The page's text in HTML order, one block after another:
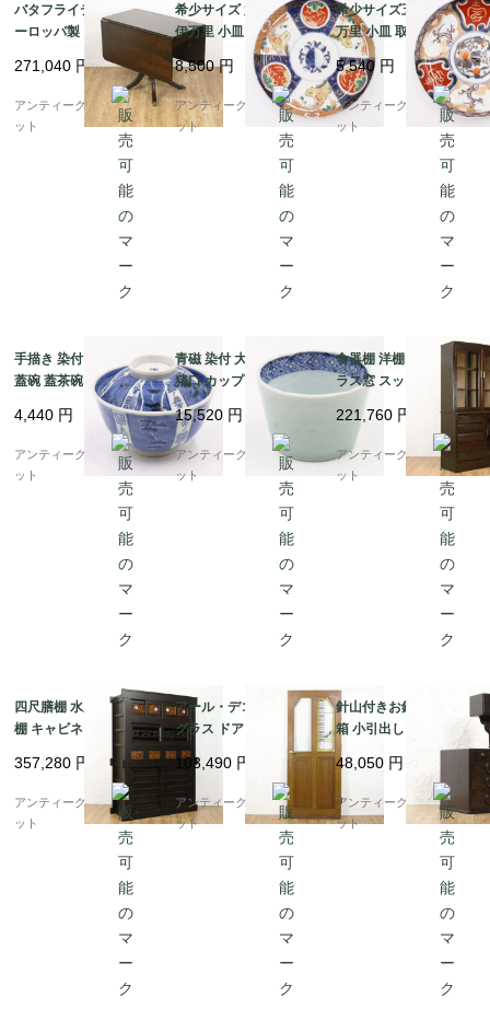
バタフライテーブル ヨ
ーロッパ製 クルミ材 ウ
ォルナット 木製 アンテ
ィーク 伸長式
271,040 円
アンティークブルーパロ
ット
希少サイズ 六寸 色絵
伊万里 小皿 取り皿 菓
子皿 アンティーク 骨董
和食器 カラフル（鳳
凰・尾長鳥・橘・瓢
箪・松・菱）
8,500円
アンティークブルーパロ
ット
希少サイズ五寸色絵 伊
万里 小皿 取り皿 菓子
皿 アンティーク 骨董
和食器（梅・寿・唐
花・菱）
5,540 円
アンティークブルーパロ
ット
手描き 染付 墨はじき
蓋碗 蓋茶碗 骨董 アン
ティーク 和食器 おもて
なし 藍 ブルー（松竹
4,440 円
アンティークブルーパロ
ット
青磁 染付 大きめ 蕎麦
猪口 カップ 小鉢 骨董
和食器 呉須 藍 アンテ
ィーク 和モダン（五弁
花・菱・格子）
15,520 円
アンティークブルーパロ
ット
食器棚 洋棚 両開き ガ
ラス窓 スッキリ 昭和初
期頃 アンティーク 日本
製 おしゃれ シンプル
木の温もり
221,760 円
アンティークブルーパロ
ット
四尺膳棚 水屋箪笥 食器
棚 キャビネット 二段重
ね 重厚感 時代家具 ア
ンティーク 骨董 和モダ
ン 町屋家具 台所 古民
357,280 円
アンティークブルーパロ
ット
アール・デコ ステンド
グラス ドア 扉 1枚 おし
ゃれ 間仕切り 建具 ア
ンティーク ヴィンテー
ジ
103,490 円
アンティークブルーパロ
ット
針山付きお針箱 お裁縫
箱 小引出し 小物入れ
日本の道具 古民具 和骨
董 アンティーク 木製
桑材
48,050 円
アンティークブルーパロ
ット